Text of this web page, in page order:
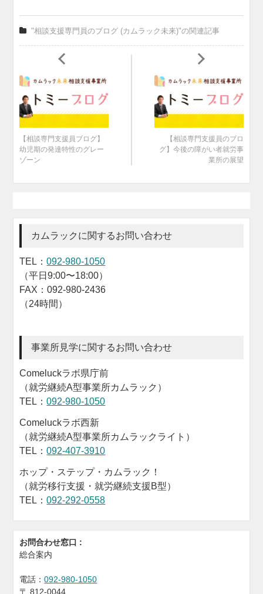
"相談支援専門員のブログ (カムラック未来)"の関連記事
【相談専門支援員ブログ】
幼児期の発達特性のグレー
ゾーン
【相談専門支援員のブロ
グ】今後の障がい者就労事
業所の展望
カムラックに関するお問い合わせ
TEL：092-980-1050
（平日9:00〜18:00）
FAX：092-980-2436
（24時間）
事業所見学に関するお問い合わせ
Comeluckラボ県庁前
（就労継続A型事業所カムラック）
TEL：092-980-1050
Comeluckラボ西新
（就労継続A型事業所カムラックライト）
TEL：092-407-3910
ホップ・ステップ・カムラック！
（就労移行支援・就労継続支援B型）
TEL：092-292-0558
お問合わせ窓口 :
総合案内
電話：092-980-1050
〒812-0044